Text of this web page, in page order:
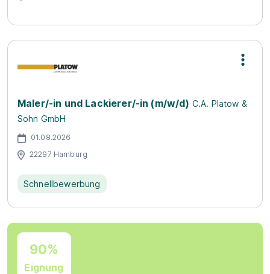
Maler/-in und Lackierer/-in (m/w/d) C.A. Platow &
Sohn GmbH
01.08.2026
22297 Hamburg
Schnellbewerbung
90%
Eignung